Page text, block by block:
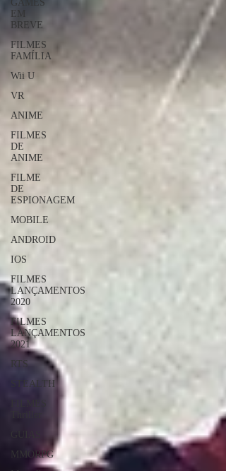
GAMES
EM
BREVE
FILMES
FAMÍLIA
Wii U
VR
ANIME
FILMES
DE
ANIME
FILME
DE
ESPIONAGEM
MOBILE
ANDROID
IOS
FILMES
LANÇAMENTOS
2020
FILMES
LANÇAMENTOS
2021
RTS
STEALTH
MMORPG